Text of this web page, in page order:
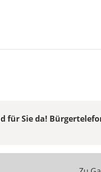
für Sie da!